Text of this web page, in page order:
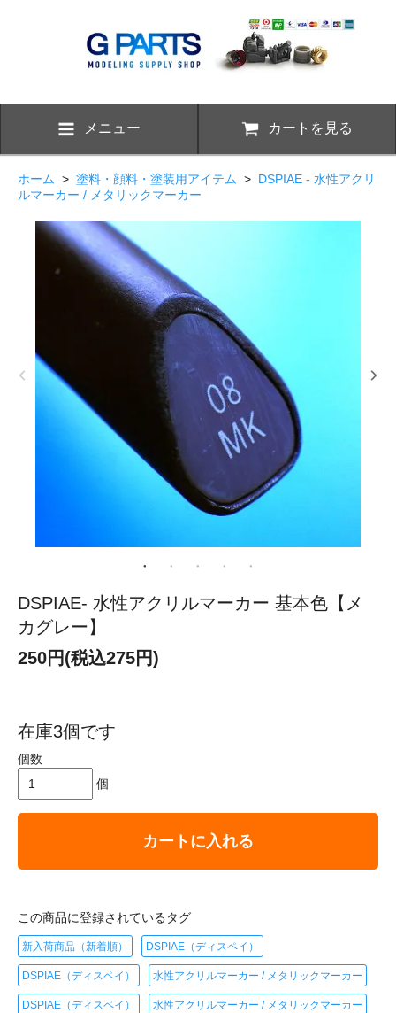
メニュー カートを見る
ホーム > 塗料・顔料・塗装用アイテム > DSPIAE - 水性アクリ
ルマーカー / メタリックマーカー
DSPIAE- 水性アクリルマーカー 基本色【メ
カグレー】
250円(税込275円)
在庫3個です
個数
個
カートに入れる
この商品に登録されているタグ
新入荷商品（新着順） DSPIAE（ディスペイ）
DSPIAE（ディスペイ） 水性アクリルマーカー / メタリックマーカー
DSPIAE（ディスペイ） 水性アクリルマーカー / メタリックマーカー